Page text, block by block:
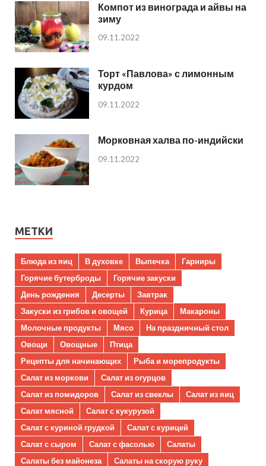
Компот из винограда и айвы на
зиму
09.11.2022
Торт «Павлова» с лимонным
курдом
09.11.2022
Морковная халва по-индийски
09.11.2022
МЕТКИ
Блюда из яиц В духовке Выпечка
Гарниры
Горячие бутерброды
Горячие закуски
День рождения
Десерты
Завтрак
Закуски из грибов и овощей
Курица
Макароны
Молочные продукты
Мясо
На праздничный стол
Овощи
Овощные
Птица
Рецепты для начинающих
Рыба и морепродукты
Салат из моркови
Салат из огурцов
Салат из помидоров
Салат из свеклы
Салат из яиц
Салат мясной
Салат с кукурузой
Салат с куриной грудкой
Салат с курицей
Салат с сыром
Салат с фасолью
Салаты
Салаты без майонеза
Салаты на скорую руку